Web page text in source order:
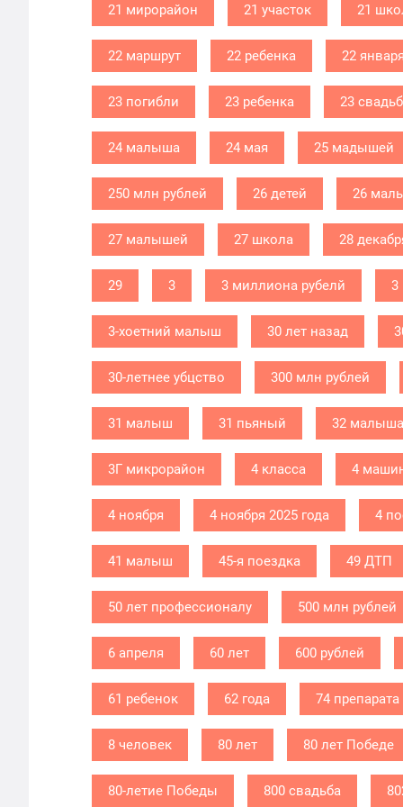
21 мирорайон 21 участок 21
22 маршрут 22 ребенка 22
23 погибли 23 ребенка 23
24 малыша 24 мая 25 мадышей
250 млн рублей 26 детей 26
27 малышей 27 школа 28
29 3 3 миллиона рубелй 3
3-хоетний малыш 30 лет назад
30-летнее убцство 300 млн рублей
31 малыш 31 пьяный 32 малыша
3Г микрорайон 4 класса 4
4 ноября 4 ноября 2025 года 4
41 малыш 45-я поездка 49 ДТП
50 лет профессионалу 500 млн рублей
6 апреля 60 лет 600 рублей
61 ребенок 62 года 74 препарата
8 человек 80 лет 80 лет Победе
80-летие Победы 800 свадьба